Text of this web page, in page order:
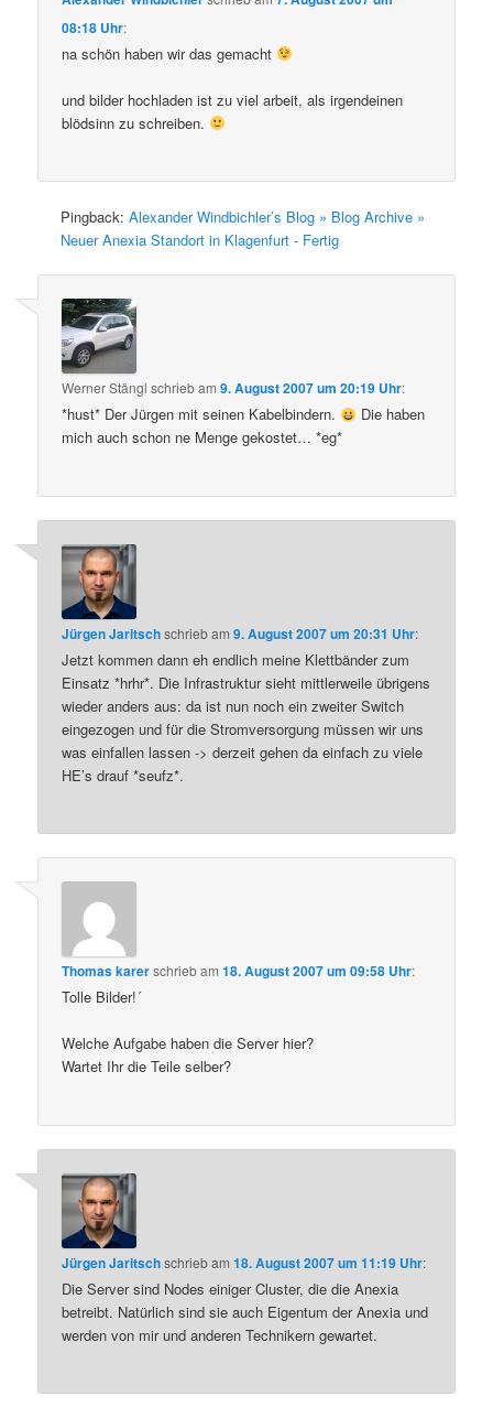
08:18 Uhr:
na schön haben wir das gemacht
und bilder hochladen ist zu viel arbeit, als irgendeinen
blödsinn zu schreiben.
Pingback:Alexander Windbichler’s Blog » Blog Archive »
Neuer Anexia Standort in Klagenfurt - Fertig
Werner Stängl schriebam9. August 2007 um 20:19 Uhr:
*hust* Der Jürgen mit seinen Kabelbindern.
Die haben
mich auch schon ne Menge gekostet… *eg*
Jürgen Jaritschschriebam9. August 2007 um 20:31 Uhr:
Jetzt kommen dann eh endlich meine Klettbänder zum
Einsatz *hrhr*. Die Infrastruktur sieht mittlerweile übrigens
wieder anders aus: da ist nun noch ein zweiter Switch
eingezogen und für die Stromversorgung müssen wir uns
was einfallen lassen -> derzeit gehen da einfach zu viele
HE’s drauf *seufz*.
Thomas karerschriebam18. August 2007 um 09:58 Uhr:
Tolle Bilder!´
Welche Aufgabe haben die Server hier?
Wartet Ihr die Teile selber?
Jürgen Jaritschschriebam18. August 2007 um 11:19 Uhr:
Die Server sind Nodes einiger Cluster, die die Anexia
betreibt. Natürlich sind sie auch Eigentum der Anexia und
werden von mir und anderen Technikern gewartet.